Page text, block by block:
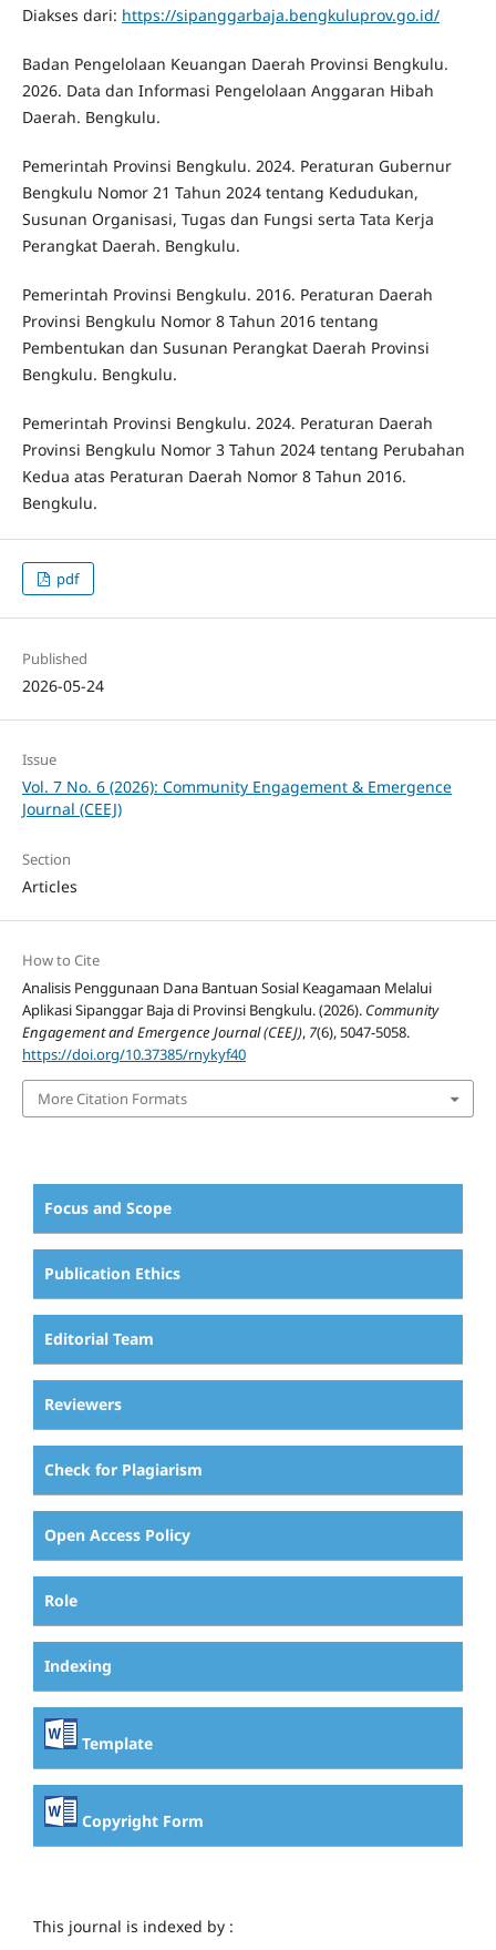
Diakses dari: https://sipanggarbaja.bengkuluprov.go.id/
Badan Pengelolaan Keuangan Daerah Provinsi Bengkulu.
2026. Data dan Informasi Pengelolaan Anggaran Hibah
Daerah. Bengkulu.
Pemerintah Provinsi Bengkulu. 2024. Peraturan Gubernur
Bengkulu Nomor 21 Tahun 2024 tentang Kedudukan,
Susunan Organisasi, Tugas dan Fungsi serta Tata Kerja
Perangkat Daerah. Bengkulu.
Pemerintah Provinsi Bengkulu. 2016. Peraturan Daerah
Provinsi Bengkulu Nomor 8 Tahun 2016 tentang
Pembentukan dan Susunan Perangkat Daerah Provinsi
Bengkulu. Bengkulu.
Pemerintah Provinsi Bengkulu. 2024. Peraturan Daerah
Provinsi Bengkulu Nomor 3 Tahun 2024 tentang Perubahan
Kedua atas Peraturan Daerah Nomor 8 Tahun 2016.
Bengkulu.
pdf
Published
2026-05-24
Issue
Vol. 7 No. 6 (2026): Community Engagement & Emergence
Journal (CEEJ)
Section
Articles
How to Cite
Analisis Penggunaan Dana Bantuan Sosial Keagamaan Melalui
Aplikasi Sipanggar Baja di Provinsi Bengkulu. (2026). Community
Engagement and Emergence Journal (CEEJ), 7(6), 5047-5058.
https://doi.org/10.37385/rnykyf40
More Citation Formats
Focus and Scope
Publication Ethics
Editorial Team
Reviewers
Check for Plagiarism
Open Access Policy
Role
Indexing
Template
Copyright Form
This journal is indexed by :